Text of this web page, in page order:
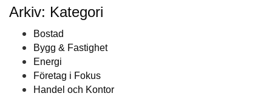
Arkiv: Kategori
Bostad
Bygg & Fastighet
Energi
Företag i Fokus
Handel och Kontor